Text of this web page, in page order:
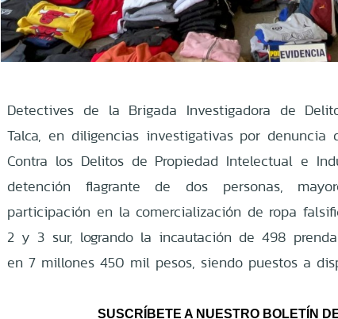
Detectives de la Brigada Investigadora de
Talca, en diligencias investigativas por denuncia
Contra los Delitos de Propiedad Intelectual e
detención flagrante de dos personas,
participación en la comercialización de ropa
2 y 3 sur, logrando la incautación de 498
en 7 millones 450 mil pesos, siendo puestos a
SUSCRÍBETE A NUESTRO BOLETÍN